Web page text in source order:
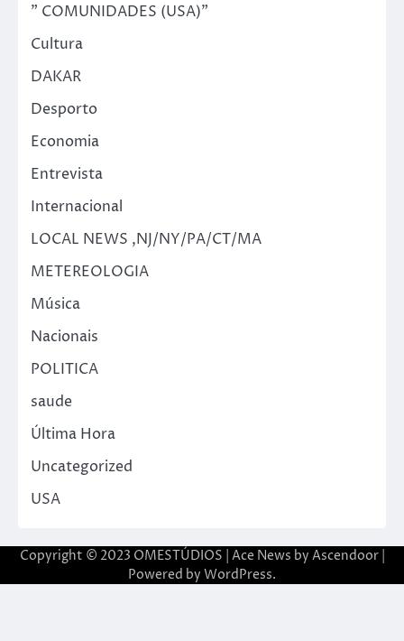
" COMUNIDADES (USA)"
Cultura
DAKAR
Desporto
Economia
Entrevista
Internacional
LOCAL NEWS ,NJ/NY/PA/CT/MA
METEREOLOGIA
Música
Nacionais
POLITICA
saude
Última Hora
Uncategorized
USA
Copyright © 2023 OMESTÚDIOS | Ace News by Ascendoor|
Powered by WordPress.